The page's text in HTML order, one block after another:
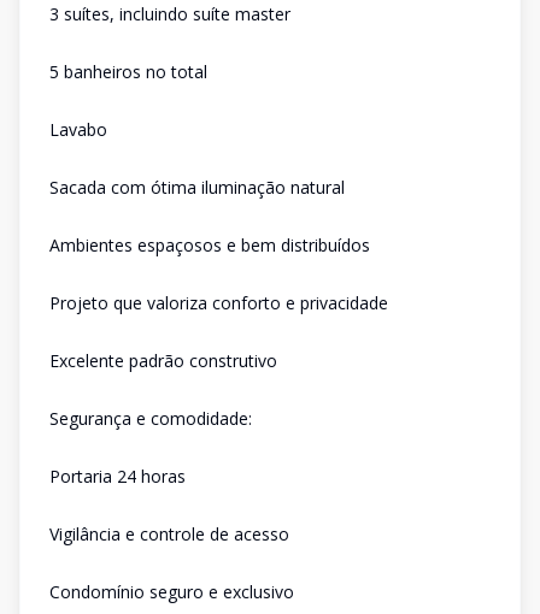
3 suítes, incluindo suíte master
5 banheiros no total
Lavabo
Sacada com ótima iluminação natural
Ambientes espaçosos e bem distribuídos
Projeto que valoriza conforto e privacidade
Excelente padrão construtivo
Segurança e comodidade:
Portaria 24 horas
Vigilância e controle de acesso
Condomínio seguro e exclusivo